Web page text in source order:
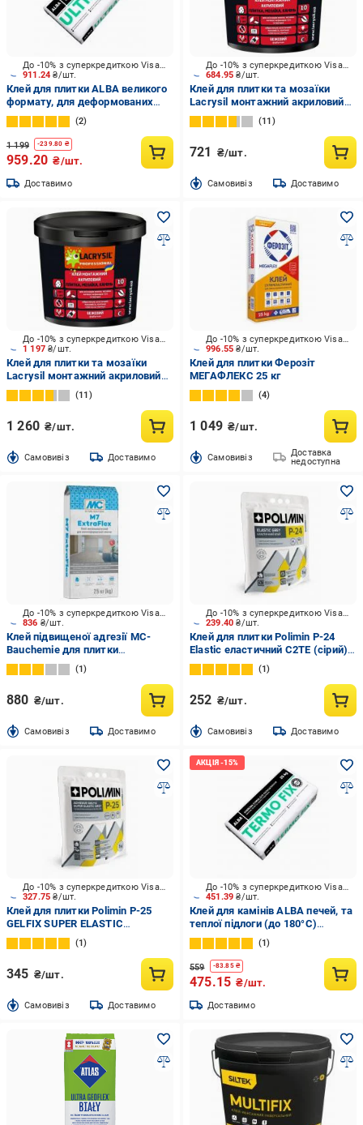
911.24₴/шт.
До -10% з суперкредиткою Visa Вигода
Клей для плитки ALBA великого
формату, для деформованих
поверхонь «ULTRA FIX» C2TE S1
25 кг
2
1 199 -239.80 ₴
959.20 ₴/шт.
Доставимо
684.95₴/шт.
До -10% з суперкредиткою Visa Вигода
Клей для плитки та мозаїки
Lacrysil монтажний акриловий
8 кг
11
721 ₴/шт.
Cамовивіз Доставимо
1 197₴/шт.
До -10% з суперкредиткою Visa Вигода
Клей для плитки та мозаїки
Lacrysil монтажний акриловий
15 кг
11
1 260 ₴/шт.
Cамовивіз Доставимо
996.55₴/шт.
До -10% з суперкредиткою Visa Вигода
Клей для плитки Ферозіт
МЕГАФЛЕКС 25 кг
4
1 049 ₴/шт.
Cамовивіз
Доставка
недоступна
836 ₴/шт.
До -10% з суперкредиткою Visa Вигода
Клей підвищеної адгезії MC-
Bauchemie для плитки
високоеластичний М7 ExtraFlex
25 кг
1
880 ₴/шт.
Cамовивіз Доставимо
239.40₴/шт.
До -10% з суперкредиткою Visa Вигода
Клей для плитки Polimin P-24
Elastic еластичний C2TE (сірий)
5 кг
1
252 ₴/шт.
Cамовивіз Доставимо
327.75₴/шт.
До -10% з суперкредиткою Visa Вигода
Клей для плитки Polimin P-25
GELFIX SUPER ELASTIC
високоеластичний гелевий
C2TES1 5 кг
1
345 ₴/шт.
Cамовивіз Доставимо
451.39₴/шт.
До -10% з суперкредиткою Visa Вигода
Клей для камінів ALBA печей, та
теплої підлоги (до 180°C)
«TERMO FIX» C1T 25 кг
1
559 -83.85₴
475.15 ₴/шт.
Доставимо